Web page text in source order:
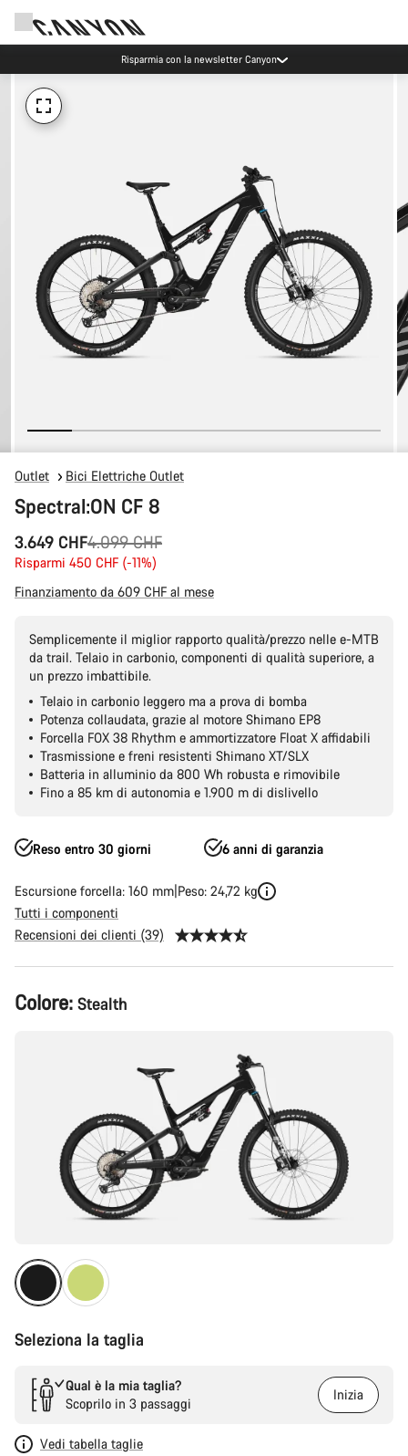
Risparmia con la newsletter Canyon
Outlet Bici Elettriche Outlet
Spectral:ON CF 8
3.649 CHF
Prezzo
originale
4.099 CHF
Risparmi 450 CHF (-11%)
Finanziamento da 609 CHF al mese
Semplicemente il miglior rapporto qualità/prezzo nelle e-MTB
da trail. Telaio in carbonio, componenti di qualità superiore, a
un prezzo imbattibile.
Telaio in carbonio leggero ma a prova di bomba
Potenza collaudata, grazie al motore Shimano EP8
Forcella FOX 38 Rhythm e ammortizzatore Float X affidabili
Trasmissione e freni resistenti Shimano XT/SLX
Batteria in alluminio da 800 Wh robusta e rimovibile
Fino a 85 km di autonomia e 1.900 m di dislivello
Reso entro 30 giorni 6 anni di garanzia
Escursione forcella: 160 mm Peso: 24,72 kg
Tutti i componenti
Recensioni dei clienti (39)
Configurazione
del
Colore: Stealth
Seleziona la taglia
Qual è la mia taglia?
Scoprilo in 3 passaggi
Inizia
Vedi tabella taglie